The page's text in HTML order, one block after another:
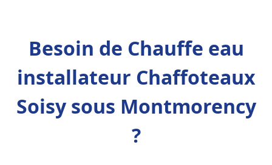
Besoin de Chauffe eau
installateur Chaffoteaux
Soisy sous Montmorency
?